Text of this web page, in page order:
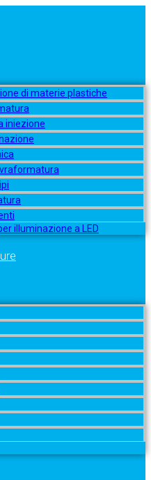
di materie plastiche
iniezione
illuminazione a LED